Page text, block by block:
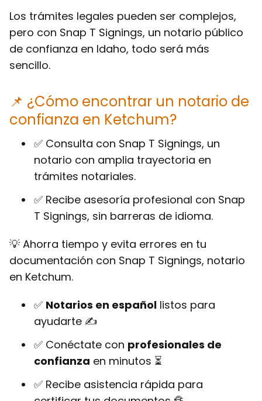
Los trámites legales pueden ser complejos,
pero con Snap T Signings, un notario público
de confianza en Idaho, todo será más
sencillo.
📌 ¿Cómo encontrar un notario de
confianza en Ketchum?
✅ Consulta con Snap T Signings, un
notario con amplia trayectoria en
trámites notariales.
✅ Recibe asesoría profesional con Snap
T Signings, sin barreras de idioma.
💡 Ahorra tiempo y evita errores en tu
documentación con Snap T Signings, notario
en Ketchum.
✅ Notarios en español listos para
ayudarte ✍
✅ Conéctate con profesionales de
confianza en minutos ⏳
✅ Recibe asistencia rápida para